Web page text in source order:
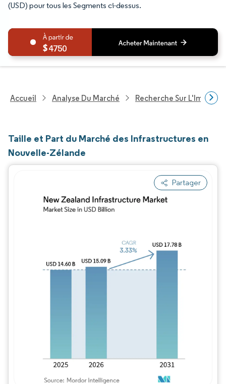
(USD) pour tous les Segments ci-dessus.
4750
Accueil Analyse Du Marché Recherche Sur
Taille et Part du Marché des Infrastructures en
Nouvelle-Zélande
Partager